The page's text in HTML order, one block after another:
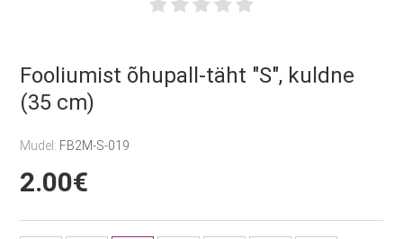
Fooliumist õhupall-täht "S", kuldne
(35 cm)
Mudel: FB2M-S-019
2.00€